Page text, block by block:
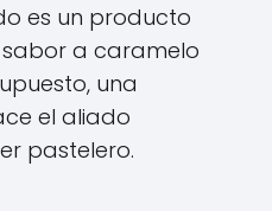
es un producto
a caramelo
una
el aliado
pastelero.